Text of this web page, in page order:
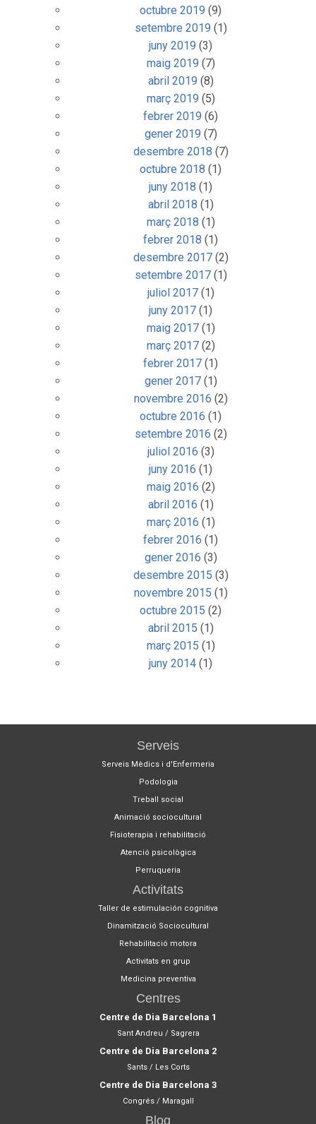
octubre 2019 (9)
setembre 2019 (1)
juny 2019 (3)
maig 2019 (7)
abril 2019 (8)
març 2019 (5)
febrer 2019 (6)
gener 2019 (7)
desembre 2018 (7)
octubre 2018 (1)
juny 2018 (1)
abril 2018 (1)
març 2018 (1)
febrer 2018 (1)
desembre 2017(2)
setembre 2017(1)
juliol 2017(1)
juny 2017 (1)
maig 2017(1)
març 2017(2)
febrer 2017 (1)
gener 2017(1)
novembre 2016 (2)
octubre 2016 (1)
setembre 2016 (2)
juliol 2016 (3)
juny 2016 (1)
maig 2016 (2)
abril 2016 (1)
març 2016 (1)
febrer 2016 (1)
gener 2016 (3)
desembre 2015 (3)
novembre 2015 (1)
octubre 2015 (2)
abril 2015 (1)
març 2015 (1)
juny 2014 (1)
Serveis
Serveis Mèdics i d'Enfermeria
Podologia
Treball social
Animació sociocultural
Fisioterapia i rehabilitació
Atenció psicològica
Perruqueria
Activitats
Taller de estimulación cognitiva
Dinamització Sociocultural
Rehabilitació motora
Activitats en grup
Medicina preventiva
Centres
Centre de Dia Barcelona 1
Sant Andreu / Sagrera
Centre de Dia Barcelona 2
Sants / Les Corts
Centre de Dia Barcelona 3
Congrés / Maragall
Blog